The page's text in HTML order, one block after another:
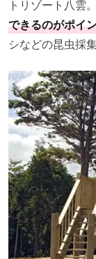
トリゾート八雲。
できるのがポイ
シなどの昆虫採